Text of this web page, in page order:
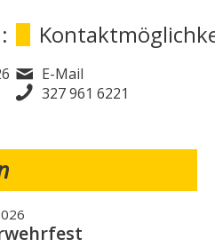
E-Mail
327 961 6221